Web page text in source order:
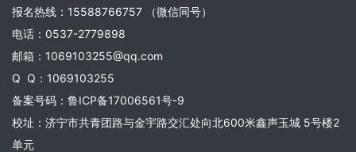
报名热线：15588766757 （微信同号）
电话：0537-2779898
邮箱：1069103255@qq.com
Q Q：1069103255
备案号码： 鲁ICP备17006561号-9
校址：济宁市共青团路与金宇路交汇处向北600米鑫声玉城 5号楼2
单元